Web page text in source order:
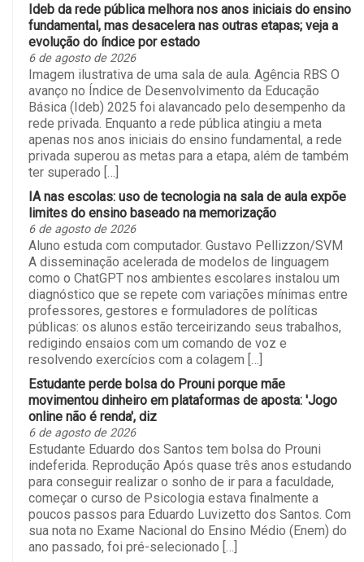
Ideb da rede pública melhora nos anos iniciais do ensino
fundamental, mas desacelera nas outras etapas; veja a
evolução do índice por estado
6 de agosto de 2026
Imagem ilustrativa de uma sala de aula. Agência RBS O
avanço no Índice de Desenvolvimento da Educação
Básica (Ideb) 2025 foi alavancado pelo desempenho da
rede privada. Enquanto a rede pública atingiu a meta
apenas nos anos iniciais do ensino fundamental, a rede
privada superou as metas para a etapa, além de também
ter superado […]
IA nas escolas: uso de tecnologia na sala de aula expõe
limites do ensino baseado na memorização
6 de agosto de 2026
Aluno estuda com computador. Gustavo Pellizzon/SVM
A disseminação acelerada de modelos de linguagem
como o ChatGPT nos ambientes escolares instalou um
diagnóstico que se repete com variações mínimas entre
professores, gestores e formuladores de políticas
públicas: os alunos estão terceirizando seus trabalhos,
redigindo ensaios com um comando de voz e
resolvendo exercícios com a colagem […]
Estudante perde bolsa do Prouni porque mãe
movimentou dinheiro em plataformas de aposta: 'Jogo
online não é renda', diz
6 de agosto de 2026
Estudante Eduardo dos Santos tem bolsa do Prouni
indeferida. Reprodução Após quase três anos estudando
para conseguir realizar o sonho de ir para a faculdade,
começar o curso de Psicologia estava finalmente a
poucos passos para Eduardo Luvizetto dos Santos. Com
sua nota no Exame Nacional do Ensino Médio (Enem) do
ano passado, foi pré-selecionado […]